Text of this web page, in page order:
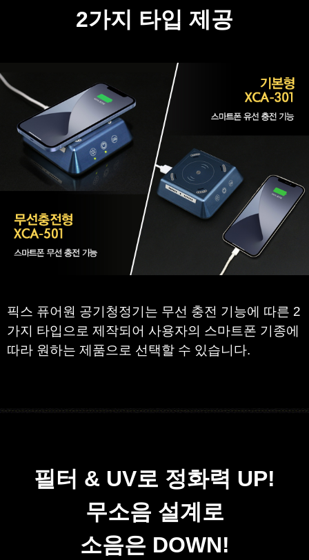
2가지 타입 제공
픽스 퓨어원 공기청정기는 무선 충전 기능에 따른 2
가지 타입으로 제작되어 사용자의 스마트폰 기종에
따라 원하는 제품으로 선택할 수 있습니다.
필터 & UV로 정화력 UP!
무소음 설계로
소음은 DOWN!